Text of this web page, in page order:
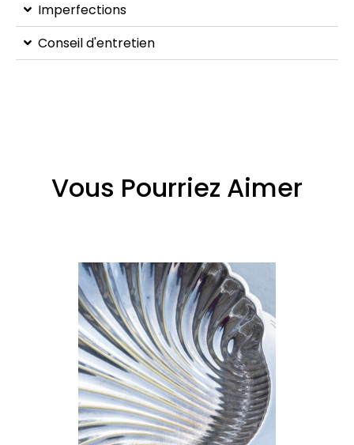
Imperfections
Conseil d'entretien
Vous Pourriez Aimer